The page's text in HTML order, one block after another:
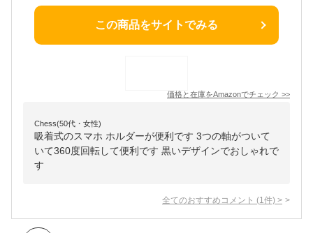
この商品をサイトでみる
価格と在庫をAmazonでチェック >>
Chess(50代・女性)
吸着式のスマホ ホルダーが便利です 3つの軸がついて
いて360度回転して便利です 黒いデザインでおしゃれで
す
全てのおすすめコメント (1 件) >